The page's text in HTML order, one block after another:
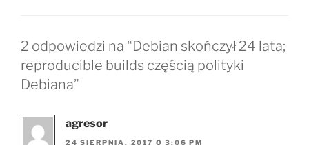
2 odpowiedzi na “Debian skończył 24 lata;
reproducible builds częścią polityki
Debiana”
agresor
24 SIERPNIA, 2017 O 3:06 PM